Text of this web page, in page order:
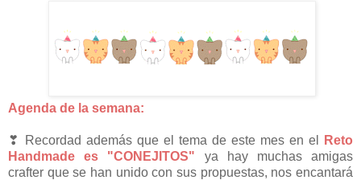
Agenda de la semana:
❣ Recordad además que el tema de este mes en el
Reto
Handmade es "CONEJITOS" ya hay muchas amigas
crafter que se han unido con sus propuestas, nos encantará